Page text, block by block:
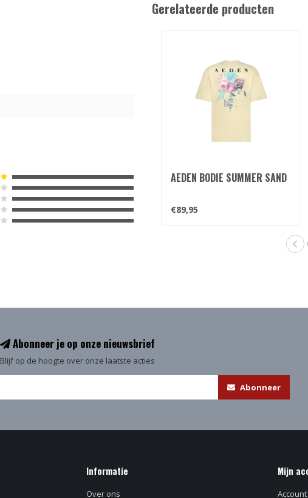
Gerelateerde producten
AEDEN BODIE SUMMER SAND
€89,95
Abonneer je op onze nieuwsbrief
Blijf op de hoogte over onze laatste acties
Abonneer
Informatie
Over ons
Mijn